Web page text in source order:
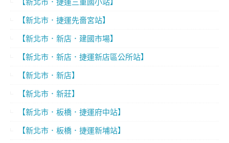
【新北市．捷運先嗇宮站】
【新北市．新店．建國市場】
【新北市．新店．捷運新店區公所站】
【新北市．新店】
【新北市．新莊】
【新北市．板橋．捷運府中站】
【新北市．板橋．捷運新埔站】